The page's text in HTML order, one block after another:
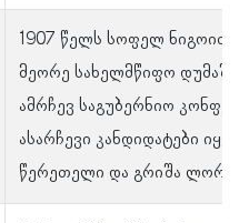
1907 წელს სოფელ
მეორე სახელმწიფო
ამრჩევ საგუბერნიო
ასარჩევი კანდიდატები
წერეთელი და გრიშა